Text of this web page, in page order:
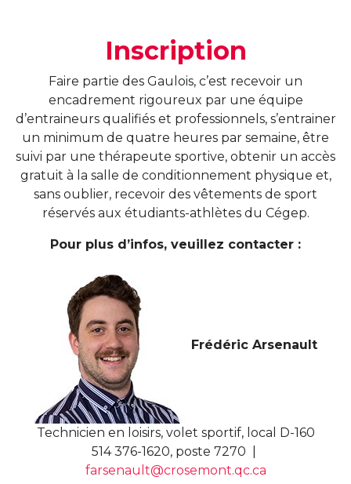
Inscription
Faire partie des Gaulois, c’est recevoir un
encadrement rigoureux par une équipe
d’entraineurs qualifiés et professionnels, s’entrainer
un minimum de quatre heures par semaine, être
suivi par une thérapeute sportive, obtenir un accès
gratuit à la salle de conditionnement physique et,
sans oublier, recevoir des vêtements de sport
réservés aux étudiants-athlètes du Cégep.
Pour plus d’infos, veuillez contacter :
Frédéric Arsenault
Technicien en loisirs, volet sportif, local D-160
514 376-1620, poste 7270 |
farsenault@crosemont.qc.ca